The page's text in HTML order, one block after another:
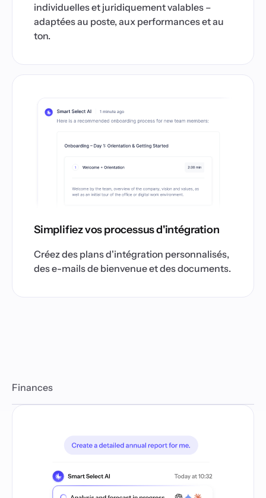
individuelles et juridiquement valables –
adaptées au poste, aux performances et au
ton.
Simplifiez vos processus d'intégration
Créez des plans d'intégration personnalisés,
des e-mails de bienvenue et des documents.
Finances